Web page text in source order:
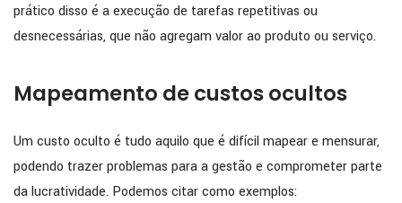
prático disso é a execução de tarefas repetitivas ou
desnecessárias, que não agregam valor ao produto ou serviço.
Mapeamento de custos ocultos
Um custo oculto é tudo aquilo que é difícil mapear e mensurar,
podendo trazer problemas para a gestão e comprometer parte
da lucratividade. Podemos citar como exemplos: